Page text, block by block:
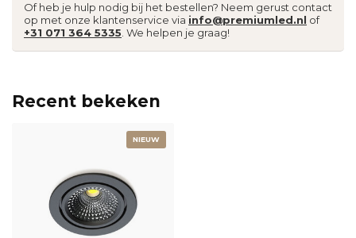
Of heb je hulp nodig bij het bestellen? Neem gerust contact
op met onze klantenservice via info@premiumled.nl of
+31 071 364 5335 . We helpen je graag!
Recent bekeken
NIEUW